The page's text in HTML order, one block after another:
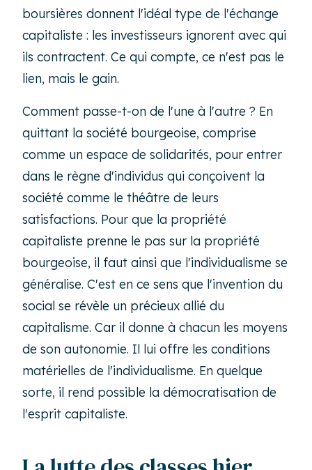
boursières donnent l'idéal type de l'échange
capitaliste : les investisseurs ignorent avec qui
ils contractent. Ce qui compte, ce n'est pas le
lien, mais le gain.
Comment passe-t-on de l'une à l'autre ? En
quittant la société bourgeoise, comprise
comme un espace de solidarités, pour entrer
dans le règne d'individus qui conçoivent la
société comme le théâtre de leurs
satisfactions. Pour que la propriété
capitaliste prenne le pas sur la propriété
bourgeoise, il faut ainsi que l'individualisme se
généralise. C'est en ce sens que l'invention du
social se révèle un précieux allié du
capitalisme. Car il donne à chacun les moyens
de son autonomie. Il lui offre les conditions
matérielles de l'individualisme. En quelque
sorte, il rend possible la démocratisation de
l'esprit capitaliste.